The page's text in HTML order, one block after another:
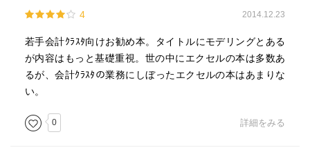
4 2014.12.23
若手会計ｸﾗｽﾀ向けお勧め本。タイトルにモデリングとある
が内容はもっと基礎重視。世の中にエクセルの本は多数あ
るが、会計ｸﾗｽﾀの業務にしぼったエクセルの本はあまりな
い。
0 詳細をみる